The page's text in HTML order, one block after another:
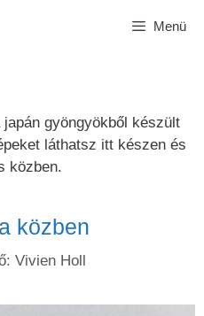
Menü
gyöngyökből készült
láthatsz itt készen és
közben.
közben
Vivien Holl